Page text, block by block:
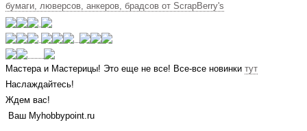
бумаги, люверсов, анкеров, брадсов от ScrapBerry's
Мастера и Мастерицы! Это еще не все! Все-все новинки тут
Наслаждайтесь!
Ждем вас!
Ваш Myhobbypoint.ru